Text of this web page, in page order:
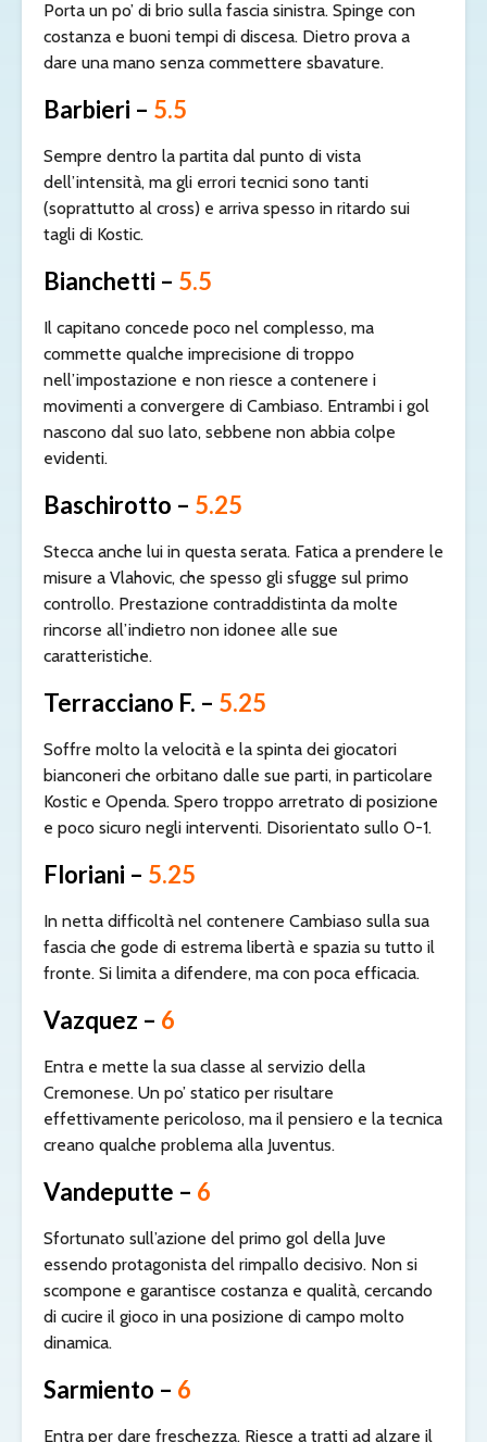
Porta un po’ di brio sulla fascia sinistra. Spinge con
costanza e buoni tempi di discesa. Dietro prova a
dare una mano senza commettere sbavature.
Barbieri – 5.5
Sempre dentro la partita dal punto di vista
dell’intensità, ma gli errori tecnici sono tanti
(soprattutto al cross) e arriva spesso in ritardo sui
tagli di Kostic.
Bianchetti – 5.5
Il capitano concede poco nel complesso, ma
commette qualche imprecisione di troppo
nell’impostazione e non riesce a contenere i
movimenti a convergere di Cambiaso. Entrambi i gol
nascono dal suo lato, sebbene non abbia colpe
evidenti.
Baschirotto – 5.25
Stecca anche lui in questa serata. Fatica a prendere le
misure a Vlahovic, che spesso gli sfugge sul primo
controllo. Prestazione contraddistinta da molte
rincorse all’indietro non idonee alle sue
caratteristiche.
Terracciano F. – 5.25
Soffre molto la velocità e la spinta dei giocatori
bianconeri che orbitano dalle sue parti, in particolare
Kostic e Openda. Spero troppo arretrato di posizione
e poco sicuro negli interventi. Disorientato sullo 0-1.
Floriani – 5.25
In netta difficoltà nel contenere Cambiaso sulla sua
fascia che gode di estrema libertà e spazia su tutto il
fronte. Si limita a difendere, ma con poca efficacia.
Vazquez – 6
Entra e mette la sua classe al servizio della
Cremonese. Un po’ statico per risultare
effettivamente pericoloso, ma il pensiero e la tecnica
creano qualche problema alla Juventus.
Vandeputte – 6
Sfortunato sull’azione del primo gol della Juve
essendo protagonista del rimpallo decisivo. Non si
scompone e garantisce costanza e qualità, cercando
di cucire il gioco in una posizione di campo molto
dinamica.
Sarmiento – 6
Entra per dare freschezza. Riesce a tratti ad alzare il